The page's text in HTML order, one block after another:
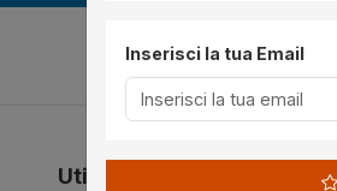
Utilità
Inserisci la tua Email